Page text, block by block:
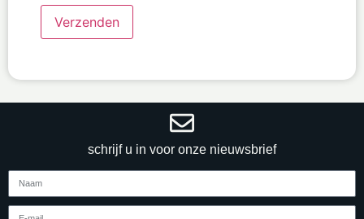
schrijf u in voor onze nieuwsbrief